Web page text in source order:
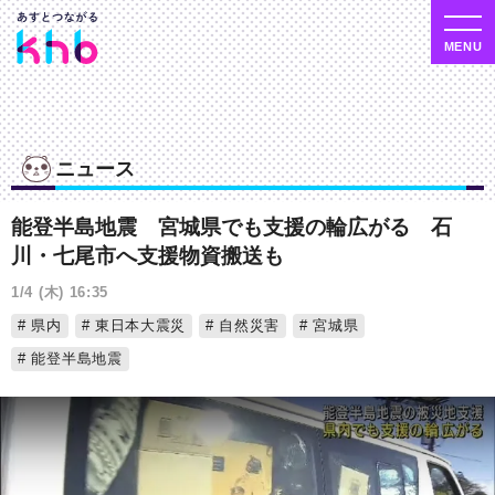
ニュース
能登半島地震 宮城県でも支援の輪広がる 石
川・七尾市へ支援物資搬送も
1/4 (木) 16:35
県内
東日本大震災 自然災害
宮城県
能登半島地震